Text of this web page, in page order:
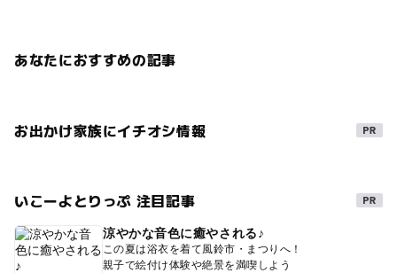
あなたにおすすめの記事
お出かけ家族にイチオシ情報
いこーよとりっぷ 注目記事
涼やかな音色に癒やされる♪
この夏は浴衣を着て風鈴市・まつりへ！
親子で絵付け体験や絶景を満喫しよう